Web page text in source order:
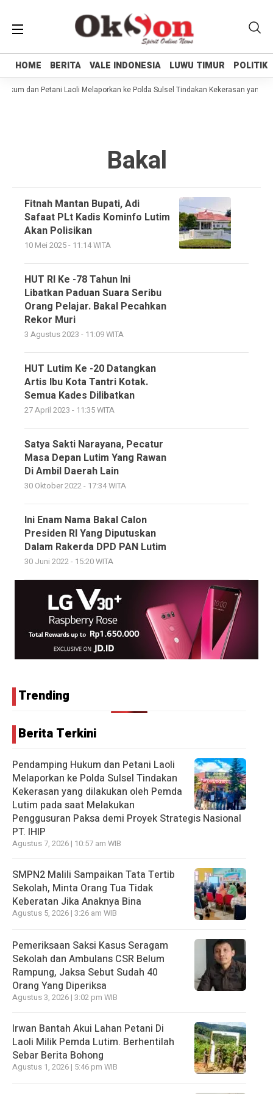
HOME BERITA VALE INDONESIA LUWU TIMUR POLITIK
HOME BERITA VALE INDONESIA LUWU TIMUR POLITIK
dan Petani Laoli Melaporkan ke Polda Sulsel Tindakan Kekerasan yang
Bakal
Fitnah Mantan Bupati, Adi
Safaat PLt Kadis Kominfo Lutim
Akan Polisikan
10 Mei 2025 - 11:14 WITA
HUT RI Ke -78 Tahun Ini
Libatkan Paduan Suara Seribu
Orang Pelajar. Bakal Pecahkan
Rekor Muri
3 Agustus 2023 - 11:09 WITA
HUT Lutim Ke -20 Datangkan
Artis Ibu Kota Tantri Kotak.
Semua Kades Dilibatkan
27 April 2023 - 11:35 WITA
Satya Sakti Narayana, Pecatur
Masa Depan Lutim Yang Rawan
Di Ambil Daerah Lain
30 Oktober 2022 - 17:34 WITA
Ini Enam Nama Bakal Calon
Presiden RI Yang Diputuskan
Dalam Rakerda DPD PAN Lutim
30 Juni 2022 - 15:20 WITA
Trending
Berita Terkini
Pendamping Hukum dan Petani Laoli
Melaporkan ke Polda Sulsel Tindakan
Kekerasan yang dilakukan oleh Pemda
Lutim pada saat Melakukan
Penggusuran Paksa demi Proyek Strategis Nasional
PT. IHIP
Agustus 7, 2026 | 10:57 am WIB
SMPN2 Malili Sampaikan Tata Tertib
Sekolah, Minta Orang Tua Tidak
Keberatan Jika Anaknya Bina
Agustus 5, 2026 | 3:26 am WIB
Pemeriksaan Saksi Kasus Seragam
Sekolah dan Ambulans CSR Belum
Rampung, Jaksa Sebut Sudah 40
Orang Yang Diperiksa
Agustus 3, 2026 | 3:02 pm WIB
Irwan Bantah Akui Lahan Petani Di
Laoli Milik Pemda Lutim. Berhentilah
Sebar Berita Bohong
Agustus 1, 2026 | 5:46 pm WIB